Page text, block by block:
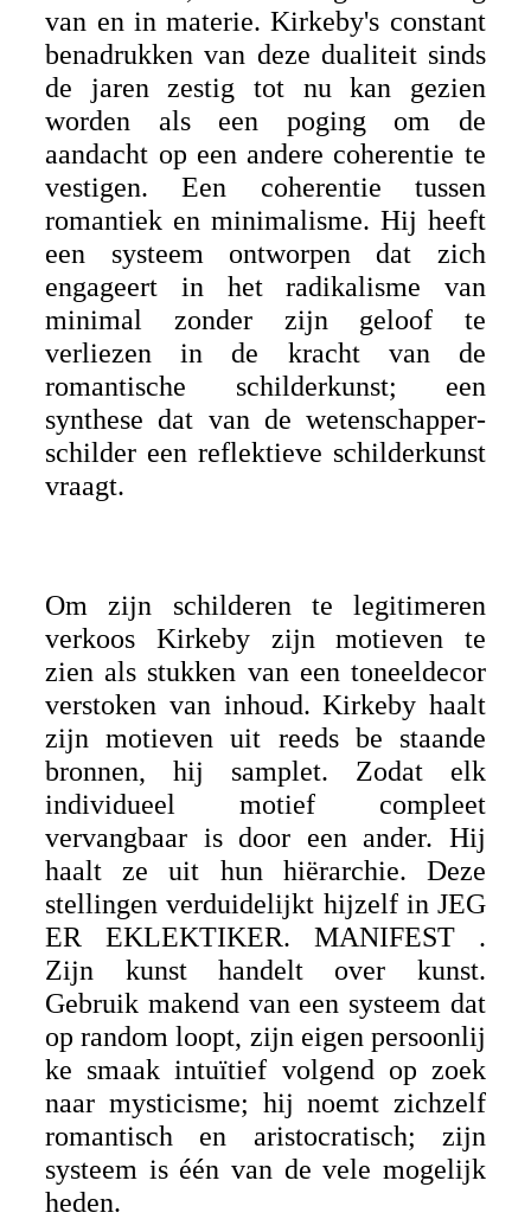
van en in materie. Kirkeby's constant
benadrukken van deze dualiteit sinds
de jaren zestig tot nu kan gezien
worden als een poging om de
aandacht op een andere coherentie te
vestigen. Een coherentie tussen
romantiek en minimalisme. Hij heeft
een systeem ontworpen dat zich
engageert in het radikalisme van
minimal zonder zijn geloof te
verliezen in de kracht van de
romantische schilderkunst; een
synthese dat van de wetenschapper-
schilder een reflektieve schilderkunst
vraagt.
Om zijn schilderen te legitimeren
verkoos Kirkeby zijn motieven te
zien als stukken van een toneeldecor
verstoken van inhoud. Kirkeby haalt
zijn motieven uit reeds be staande
bronnen, hij samplet. Zodat elk
individueel motief compleet
vervangbaar is door een ander. Hij
haalt ze uit hun hiërarchie. Deze
stellingen verduidelijkt hijzelf in JEG
ER EKLEKTIKER. MANIFEST .
Zijn kunst handelt over kunst.
Gebruik makend van een systeem dat
op random loopt, zijn eigen persoonlij
ke smaak intuïtief volgend op zoek
naar mysticisme; hij noemt zichzelf
romantisch en aristocratisch; zijn
systeem is één van de vele mogelijk
heden.